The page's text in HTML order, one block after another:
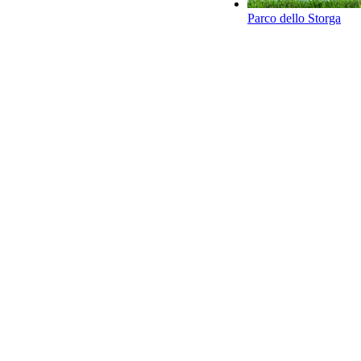
Parco dello Storga